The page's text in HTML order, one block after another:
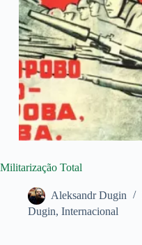
Militarização Total
Aleksandr Dugin
Dugin, Internacional